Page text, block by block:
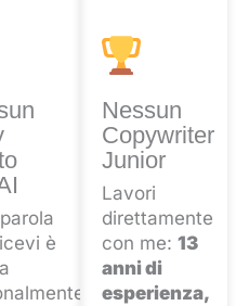
è
Nessun
Copywriter
Junior
Lavori
direttamente
con me: 13
anni di
esperienza,